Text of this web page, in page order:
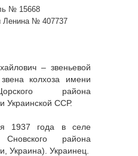
№ 15668
Ленина № 407737
– звеньевой
колхоза имени
района
Украинской ССР.
1937 года в селе
района
Украина). Украинец.